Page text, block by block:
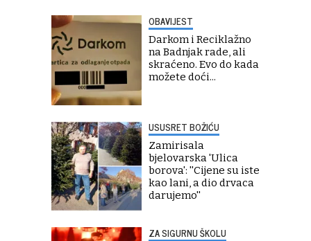
OBAVIJEST
Darkom i Reciklažno
na Badnjak rade, ali
skraćeno. Evo do kada
možete doći...
USUSRET BOŽIĆU
Zamirisala
bjelovarska 'Ulica
borova': ''Cijene su iste
kao lani, a dio drvaca
darujemo''
ZA SIGURNU ŠKOLU